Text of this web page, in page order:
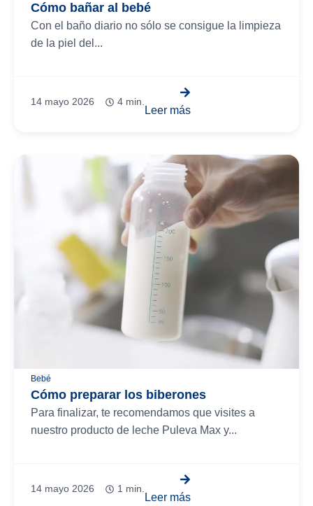
Cómo bañar al bebé
Con el baño diario no sólo se consigue la limpieza
de la piel del...
14 mayo 2026 4 min.
Leer más
Bebé
Cómo preparar los biberones
Para finalizar, te recomendamos que visites a
nuestro producto de leche Puleva Max y...
14 mayo 2026 1 min.
Leer más